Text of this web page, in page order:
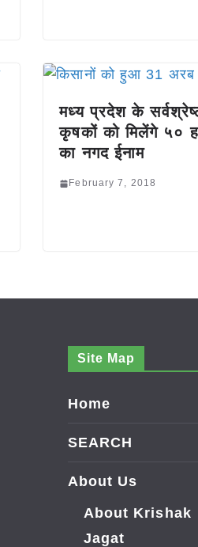
मध्य प्रदेश के
कृषकों को मिलेंगे ५०
का नगद ईनाम
February 7, 2018
Site Map
Home
SEARCH
About Us
About Krishak
Jagat